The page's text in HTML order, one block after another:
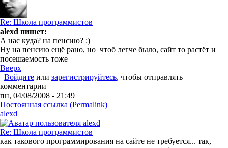
Re: Школа программистов
alexd пишет:
А нас куда? на пенсию? :)
Ну на пенсию ещё рано, но чтоб легче было, сайт то растёт и
посешаемость тоже
Вверх
Войдите или зарегистрируйтесь, чтобы отправлять
комментарии
пн, 04/08/2008 - 21:49
Постоянная ссылка (Permalink)
alexd
Re: Школа программистов
как такового программирования на сайте не требуется... так,